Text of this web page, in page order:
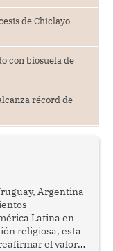
de Chiclayo
con biosuela de
récord de
Argentina
Latina en
religiosa, esta
el valor